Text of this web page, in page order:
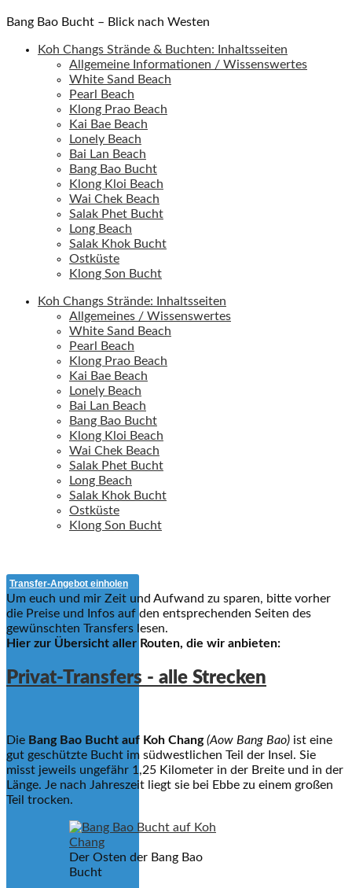
Bang Bao Bucht – Blick nach Westen
Koh Changs Strände & Buchten: Inhaltsseiten
Allgemeine Informationen / Wissenswertes
White Sand Beach
Pearl Beach
Klong Prao Beach
Kai Bae Beach
Lonely Beach
Bai Lan Beach
Bang Bao Bucht
Klong Kloi Beach
Wai Chek Beach
Salak Phet Bucht
Long Beach
Salak Khok Bucht
Ostküste
Klong Son Bucht
Koh Changs Strände: Inhaltsseiten
Allgemeines / Wissenswertes
White Sand Beach
Pearl Beach
Klong Prao Beach
Kai Bae Beach
Lonely Beach
Bai Lan Beach
Bang Bao Bucht
Klong Kloi Beach
Wai Chek Beach
Salak Phet Bucht
Long Beach
Salak Khok Bucht
Ostküste
Klong Son Bucht
Transfer-Angebot einholen
Um euch und mir Zeit und Aufwand zu sparen, bitte vorher
die Preise und Infos auf den entsprechenden Seiten des
gewünschten Transfers lesen.
Hier zur Übersicht aller Routen, die wir anbieten:
Privat-Transfers - alle Strecken
Die Bang Bao Bucht auf Koh Chang (Aow Bang Bao) ist eine
gut geschützte Bucht im südwestlichen Teil der Insel. Sie
misst jeweils ungefähr 1,25 Kilometer in der Breite und in der
Länge. Je nach Jahreszeit liegt sie bei Ebbe zu einem großen
Teil trocken.
Der Osten der Bang Bao
Bucht